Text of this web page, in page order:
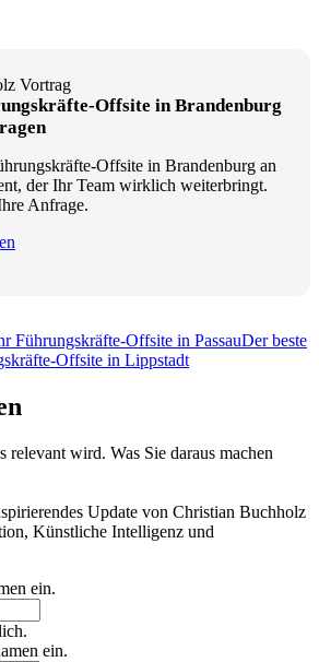
Offsite in Brandenburg
Offsite in Brandenburg an
der Ihr Team wirklich weiterbringt.
Anfrage.
Führungskräfte-Offsite in PassauDer beste
Offsite in Lippstadt
relevant wird. Was Sie daraus machen
Update von Christian Buchholz
Künstliche Intelligenz und
ein.
ein.